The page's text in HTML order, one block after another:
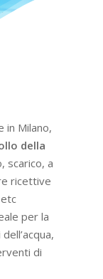
in Milano,
della
scarico, a
ricettive
per la
dell’acqua,
di